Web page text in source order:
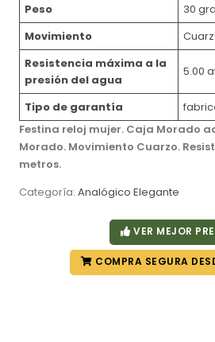
Peso
30
Movimiento
Resistencia máxima a la
presión del agua
5.00
Tipo de garantía
Festina reloj mujer. Caja Morado
Morado. Movimiento Cuarzo.
metros.
Categoría: Analógico Elegante
VER MEJOR
COMPRA SEGURA